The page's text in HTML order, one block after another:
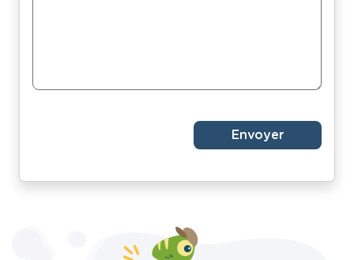
Envoyer